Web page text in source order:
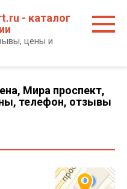
- каталог
цены и
Мира проспект,
телефон, отзывы